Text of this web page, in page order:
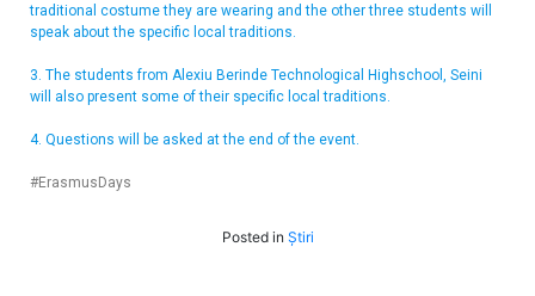
traditional costume they are wearing and the other three students will
speak about the specific local traditions.
3. The students from Alexiu Berinde Technological Highschool, Seini
will also present some of their specific local traditions.
4. Questions will be asked at the end of the event.
#ErasmusDays
Posted in Știri